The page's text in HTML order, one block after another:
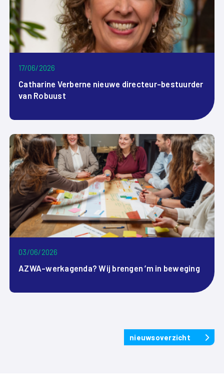
17/06/2026
Catharine Verberne nieuwe directeur-bestuurder
van Robuust
03/06/2026
AZWA-werkagenda? Wij brengen ’m in beweging
nieuwsoverzicht